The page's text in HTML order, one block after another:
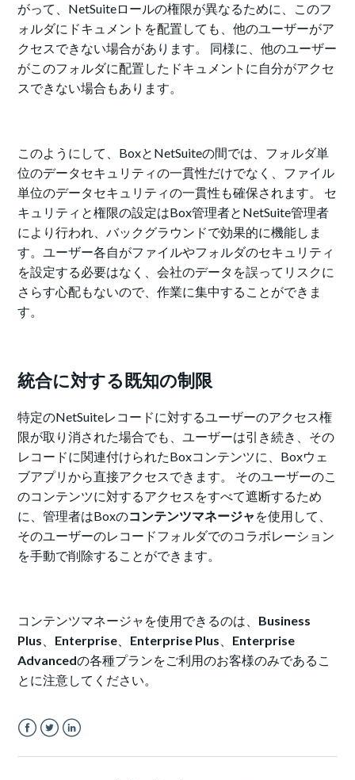
がって、NetSuiteロールの権限が異なるために、このフ
ォルダにドキュメントを配置しても、他のユーザーがア
クセスできない場合があります。 同様に、他のユーザー
がこのフォルダに配置したドキュメントに自分がアクセ
スできない場合もあります。
このようにして、BoxとNetSuiteの間では、フォルダ単
位のデータセキュリティの一貫性だけでなく、ファイル
単位のデータセキュリティの一貫性も確保されます。 セ
キュリティと権限の設定はBox管理者とNetSuite管理者
により行われ、バックグラウンドで効果的に機能しま
す。ユーザー各自がファイルやフォルダのセキュリティ
を設定する必要はなく、会社のデータを誤ってリスクに
さらす心配もないので、作業に集中することができま
す。
統合に対する既知の制限
特定のNetSuiteレコードに対するユーザーのアクセス権
限が取り消された場合でも、ユーザーは引き続き、その
レコードに関連付けられたBoxコンテンツに、Boxウェ
ブアプリから直接アクセスできます。 そのユーザーのこ
のコンテンツに対するアクセスをすべて遮断するため
に、管理者はBoxのコンテンツマネージャ を使用して、
そのユーザーのレコードフォルダでのコラボレーション
を手動で削除することができます。
コンテンツマネージャを使用できるのは、 Business
Plus
Enterprise Enterprise Plus
Enterprise
Advancedの各種プランをご利用のお客様のみであるこ
とに注意してください。